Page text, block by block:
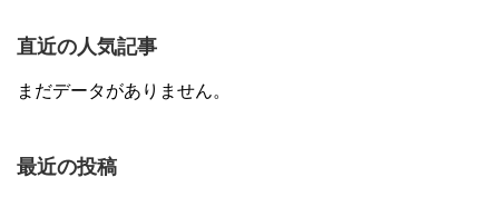
直近の人気記事
まだデータがありません。
最近の投稿